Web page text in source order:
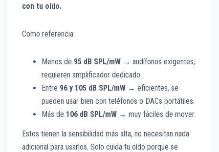
con tu oído.
Como referencia:
Menos de 95 dB SPL/mW → audífonos exigentes,
requieren amplificador dedicado.
Entre 96 y 105 dB SPL/mW → eficientes, se
pueden usar bien con teléfonos o DACs portátiles.
Más de 106 dB SPL/mW → muy fáciles de mover.
Estos tienen la sensibilidad más alta, no necesitan nada
adicional para usarlos. Solo cuida tu oído porque se